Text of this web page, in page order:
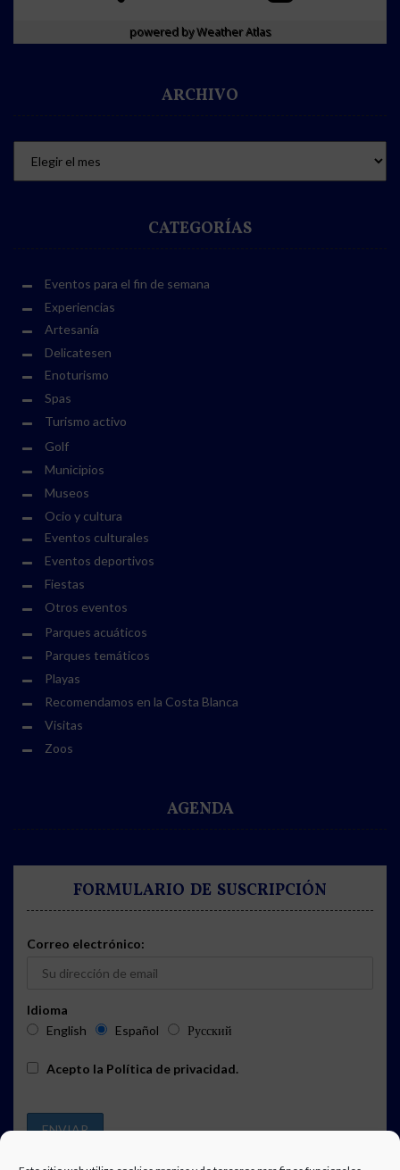
powered byWeather Atlas
ARCHIVO
CATEGORÍAS
Eventos para el fin de semana
Experiencias
Artesanía
Delicatesen
Enoturismo
Spas
Turismo activo
Golf
Municipios
Museos
Ocio y cultura
Eventos culturales
Eventos deportivos
Fiestas
Otros eventos
Parques acuáticos
Parques temáticos
Playas
Recomendamos en la Costa Blanca
Visitas
Zoos
AGENDA
FORMULARIO DE SUSCRIPCIÓN
Correo electrónico:
Idioma
English
Español Русский
Acepto la Política de privacidad.